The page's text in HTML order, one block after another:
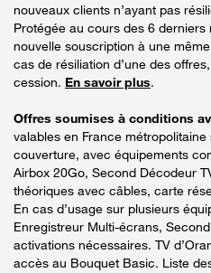
nouveaux clients n’ayant pas
Protégée au cours des 6
nouvelle souscription à une
cas de résiliation d’une des
cession. En savoir plus.
Offres soumises à conditions
valables en France
couverture, avec équipements
Airbox 20Go, Second Décodeur
théoriques avec câbles, carte
En cas d’usage sur plusieurs
Enregistreur Multi-écrans,
activations nécessaires. TV
accès au Bouquet Basic. Liste